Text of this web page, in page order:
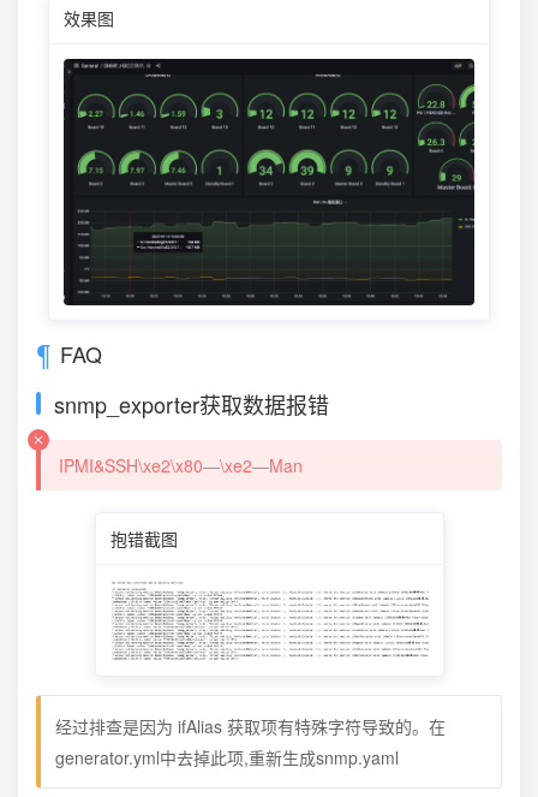
效果图
FAQ
snmp_exporter获取数据报错
IPMI&SSH\xe2\x80—\xe2—Man
抱错截图
经过排查是因为 ifAlias 获取项有特殊字符导致的。在
generator.yml中去掉此项,重新生成snmp.yaml